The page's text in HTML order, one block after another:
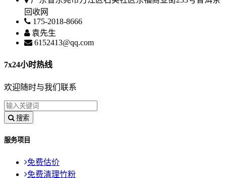
回收网
175-2018-8666
袁先生
6152413@qq.com
7x24小时热线
欢迎随时与我们联系
搜索
服务项目
免费估价
免费清理竹粉